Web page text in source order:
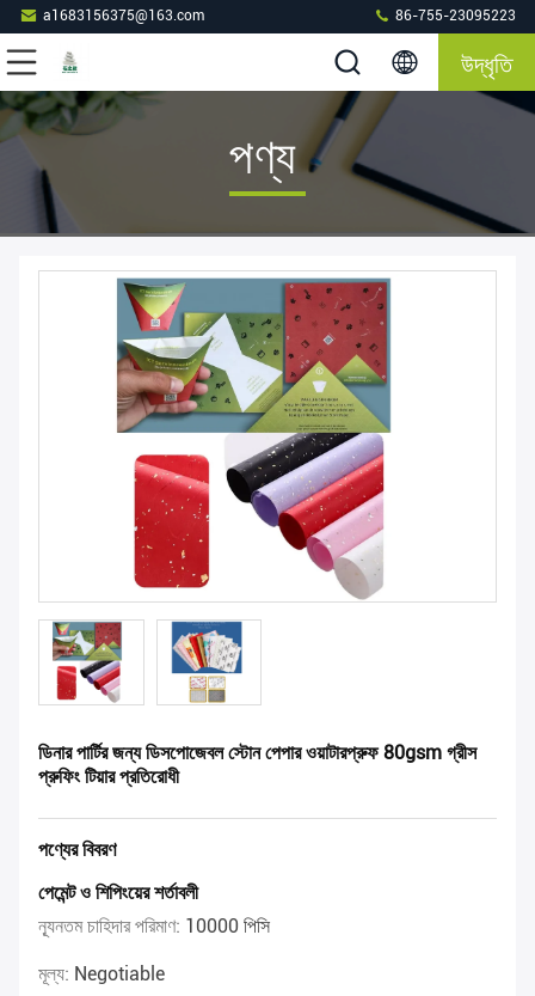
a1683156375@163.com 86-755-23095223
উদ্ধৃতি
পণ্য
ডিনার পার্টির জন্য ডিসপোজেবল স্টোন পেপার ওয়াটারপ্রুফ 80gsm গ্রীস
প্রুফিং টিয়ার প্রতিরোধী
পণ্যের বিবরণ
পেমেন্ট ও শিপিংয়ের শর্তাবলী
ন্যূনতম চাহিদার পরিমাণ: 10000 পিসি
মূল্য: Negotiable